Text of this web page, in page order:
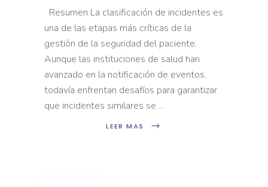
Resumen La clasificación de incidentes es
una de las etapas más críticas de la
gestión de la seguridad del paciente.
Aunque las instituciones de salud han
avanzado en la notificación de eventos,
todavía enfrentan desafíos para garantizar
que incidentes similares se
LEER MAS